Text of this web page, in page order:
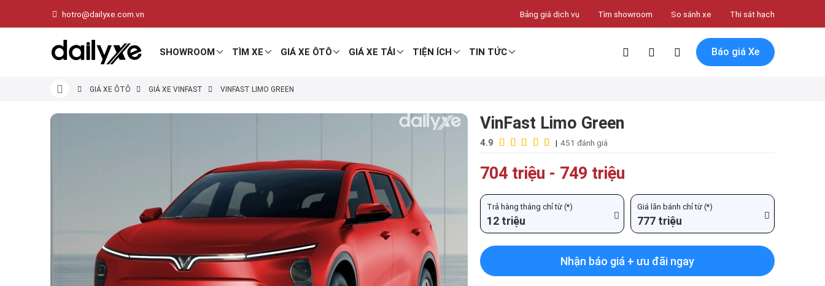
hotro@dailyxe.com.vn Bảng giá dịch vụ Tìm showroom So sánh xe Thi sát hạch
SHOWROOM TÌM XE GIÁ XE ÔTÔ GIÁ XE TẢI TIỆN ÍCH TIN TỨC Báo giá Xe
GIÁ XE ÔTÔ GIÁ XE VINFAST VINFAST LIMO GREEN
VinFast Limo Green
4.9 | 451 đánh giá
704 triệu - 749 triệu
Trả hàng tháng chỉ từ (*)
12 triệu
Giá lăn bánh chỉ từ (*)
777 triệu
Nhận báo giá + ưu đãi ngay